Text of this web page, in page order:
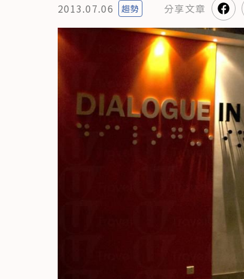
2013.07.06 趨勢 分享文章